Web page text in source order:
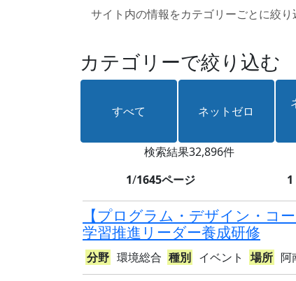
サイト内の情報をカテゴリーごとに絞り
カテゴリーで絞り込む
すべて ネットゼロ
検索結果32,896件
1/1645ページ 1
【プログラム・デザイン・コ
学習推進リーダー養成研修
分野 環境総合 種別 イベント 場所 阿